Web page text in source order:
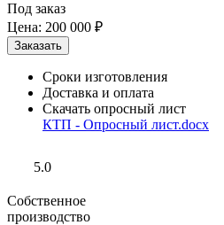
Под заказ
Цена: 200 000 ₽
Сроки изготовления
Доставка и оплата
Скачать опросный лист
КТП - Опросный лист.docx
5.0
Собственное
производство